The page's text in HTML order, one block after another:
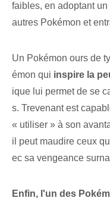
faibles, en adoptant
autres Pokémon et
Un Pokémon ours de
émon qui inspire la
ique lui permet de se
s. Trevenant est
« utiliser » à son
il peut maudire ceux
ec sa vengeance
Enfin, l'un des